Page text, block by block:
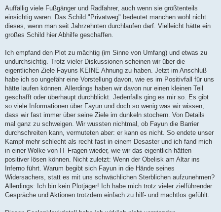
Auffällig viele Fußgänger und Radfahrer, auch wenn sie größtenteils
einsichtig waren. Das Schild "Privatweg" bedeutet manchen wohl nicht
dieses, wenn man seit Jahrzehnten durchlaufen darf. Vielleicht hätte ein
großes Schild hier Abhilfe geschaffen.
Ich empfand den Plot zu mächtig (im Sinne von Umfang) und etwas zu
undurchsichtig. Trotz vieler Diskussionen scheinen wir über die
eigentlichen Ziele Fayuns KEINE Ahnung zu haben. Jetzt im Anschluß
habe ich so ungefähr eine Vorstellung davon, wie es im Positivfall für uns
hätte laufen können. Allerdings haben wir davon nur einen kleinen Teil
geschafft oder überhaupt durchblickt. Jedenfalls ging es mir so. Es gibt
so viele Informationen über Fayun und doch so wenig was wir wissen,
dass wir fast immer über seine Ziele im dunkeln stochern. Von Details
mal ganz zu schweigen. Wir wussten nichtmal, ob Fayun die Barrier
durchschreiten kann, vermuteten aber: er kann es nicht. So endete unser
Kampf mehr schlecht als recht fast in einem Desaster und ich fand mich
in einer Wolke von IT Fragen wieder, wie wir das eigentlich hätten
positiver lösen können. Nicht zuletzt: Wenn der Obelisk am Altar ins
Inferno führt. Warum begibt sich Fayun in die Hände seines
Widersachers, statt es mit uns schwächlichen Sterblichen aufzunehmen?
Allerdings: Ich bin kein Plotjäger! Ich habe mich trotz vieler zielführender
Gespräche und Aktionen trotzdem einfach zu hilf- und machtlos gefühlt.